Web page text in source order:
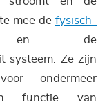
mee de fysisch-
de
systeem. Ze zijn
ondermeer
functie van